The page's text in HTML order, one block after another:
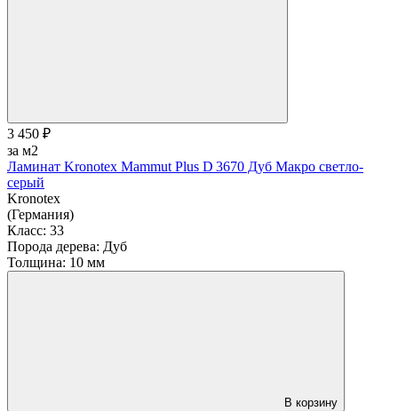
3 450 ₽
за м2
Ламинат Kronotex Mammut Plus D 3670 Дуб Макро светло-
серый
Kronotex
(Германия)
Класс: 33
Порода дерева: Дуб
Толщина: 10 мм
В корзину